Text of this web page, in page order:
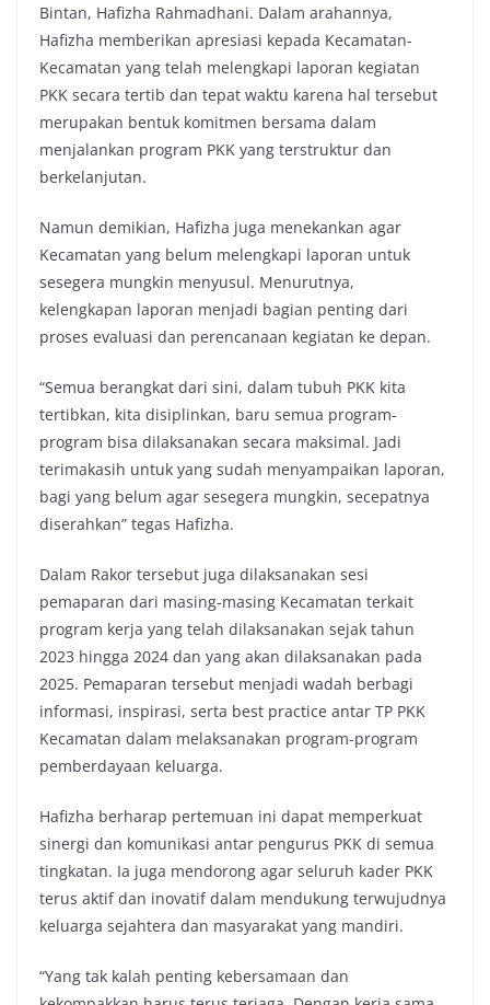
Bintan, Hafizha Rahmadhani. Dalam arahannya,
Hafizha memberikan apresiasi kepada Kecamatan-
Kecamatan yang telah melengkapi laporan kegiatan
PKK secara tertib dan tepat waktu karena hal tersebut
merupakan bentuk komitmen bersama dalam
menjalankan program PKK yang terstruktur dan
berkelanjutan.
Namun demikian, Hafizha juga menekankan agar
Kecamatan yang belum melengkapi laporan untuk
sesegera mungkin menyusul. Menurutnya,
kelengkapan laporan menjadi bagian penting dari
proses evaluasi dan perencanaan kegiatan ke depan.
“Semua berangkat dari sini, dalam tubuh PKK kita
tertibkan, kita disiplinkan, baru semua program-
program bisa dilaksanakan secara maksimal. Jadi
terimakasih untuk yang sudah menyampaikan laporan,
bagi yang belum agar sesegera mungkin, secepatnya
diserahkan” tegas Hafizha.
Dalam Rakor tersebut juga dilaksanakan sesi
pemaparan dari masing-masing Kecamatan terkait
program kerja yang telah dilaksanakan sejak tahun
2023 hingga 2024 dan yang akan dilaksanakan pada
2025. Pemaparan tersebut menjadi wadah berbagi
informasi, inspirasi, serta best practice antar TP PKK
Kecamatan dalam melaksanakan program-program
pemberdayaan keluarga.
Hafizha berharap pertemuan ini dapat memperkuat
sinergi dan komunikasi antar pengurus PKK di semua
tingkatan. Ia juga mendorong agar seluruh kader PKK
terus aktif dan inovatif dalam mendukung terwujudnya
keluarga sejahtera dan masyarakat yang mandiri.
“Yang tak kalah penting kebersamaan dan